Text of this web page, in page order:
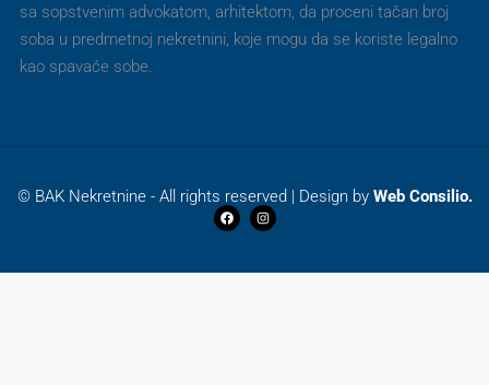
sa sopstvenim advokatom, arhitektom, da proceni tačan broj
soba u predmetnoj nekretnini, koje mogu da se koriste legalno
kao spavaće sobe.
© BAK Nekretnine - All rights reserved | Design by Web Consilio.